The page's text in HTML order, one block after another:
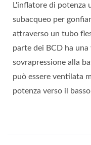
L'inflatore di potenza
subacqueo per
attraverso un tubo
parte dei BCD ha
sovrapressione alla
può essere ventilata
potenza verso il